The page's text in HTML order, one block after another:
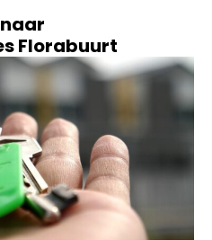
Florabuurt